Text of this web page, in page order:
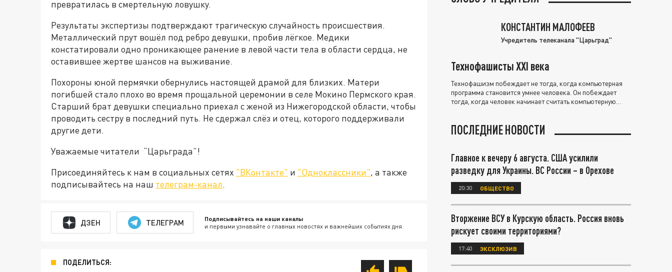
превратилась в смертельную ловушку.
Результаты экспертизы подтверждают трагическую случайность происшествия.
Металлический прут вошёл под ребро девушки, пробив лёгкое. Медики
констатировали одно проникающее ранение в левой части тела в области сердца, не
оставившее жертве шансов на выживание.
Похороны юной пермячки обернулись настоящей драмой для близких. Матери
погибшей стало плохо во время прощальной церемонии в селе Мокино Пермского края.
Старший брат девушки специально приехал с женой из Нижегородской области, чтобы
проводить сестру в последний путь. Не сдержал слёз и отец, которого поддерживали
другие дети.
Уважаемые читатели “Царьграда”!
Присоединяйтесь к нам в социальных сетях "ВКонтакте" и "Одноклассники", а также
подписывайтесь на наш телеграм-канал.
ДЗЕН ТЕЛЕГРАМ Подписывайтесь на наши каналы
и первыми узнавайте о главных новостях и важнейших событиях дня.
ПОДЕЛИТЬСЯ:
КОНСТАНТИН МАЛОФЕЕВ
Учредитель телеканала "Царьград"
Технофашисты XXI века
Технофашизм побеждает не тогда, когда компьютерная
программа становится умнее человека. Он побеждает
тогда, когда человек начинает считать компьютерную
ПОСЛЕДНИЕ НОВОСТИ
Главное к вечеру 6 августа. США усилили
разведку для Украины. ВС России – в Орехове
20:30 ОБЩЕСТВО
Вторжение ВСУ в Курскую область. Россия вновь
рискует своими территориями?
17:40 ЭКСКЛЮЗИВ